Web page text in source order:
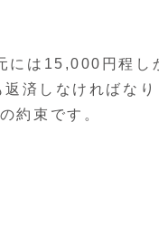
は15,000円程し
済しなければなり
約束です。